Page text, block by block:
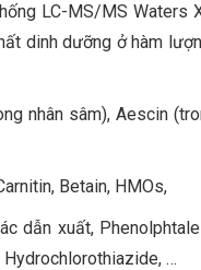
LC-MS/MS Waters
dinh dưỡng ở hàm
nhân sâm), Aescin
Betain, HMOs,
dẫn xuất,
Hydrochlorothiazide, …